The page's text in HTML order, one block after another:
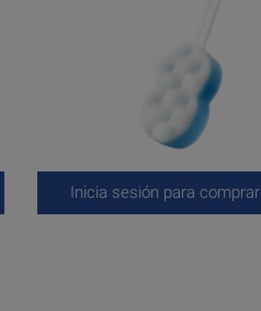
Inicia sesión para comprar